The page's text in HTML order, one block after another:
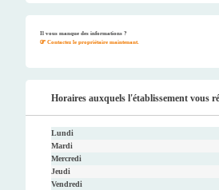
Il vous manque des informations ?
Contactez le propriétaire maintenant.
Horaires auxquels l'établissement vous
Lundi
Mardi
Mercredi
Jeudi
Vendredi